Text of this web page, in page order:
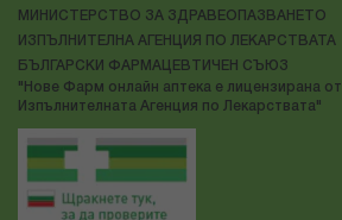
МИНИСТЕРСТВО ЗА ЗДРАВЕОПАЗВАНЕТО
ИЗПЪЛНИТЕЛНА АГЕНЦИЯ ПО ЛЕКАРСТВАТА
БЪЛГАРСКИ ФАРМАЦЕВТИЧЕН СЪЮЗ
"Нове Фарм онлайн аптека е лицензирана от
Изпълнителната Агенция по Лекарствата"